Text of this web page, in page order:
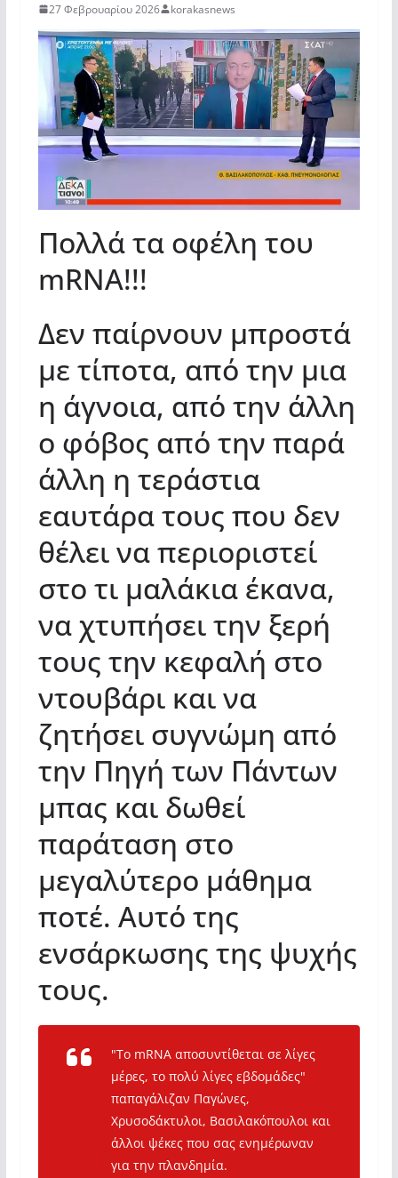
27 Φεβρουαρίου 2026 korakasnews
Πολλά τα οφέλη του
mRNA!!!
Δεν παίρνουν μπροστά
με τίποτα, από την μια
η άγνοια, από την άλλη
ο φόβος από την παρά
άλλη η τεράστια
εαυτάρα τους που δεν
θέλει να περιοριστεί
στο τι μαλάκια έκανα,
να χτυπήσει την ξερή
τους την κεφαλή στο
ντουβάρι και να
ζητήσει συγνώμη από
την Πηγή των Πάντων
μπας και δωθεί
παράταση στο
μεγαλύτερο μάθημα
ποτέ. Αυτό της
ενσάρκωσης της ψυχής
τους.
"To mRNA αποσυντίθεται σε λίγες
μέρες, το πολύ λίγες εβδομάδες"
παπαγάλιζαν Παγώνες,
Χρυσοδάκτυλοι, Βασιλακόπουλοι και
άλλοι ψέκες που σας ενημέρωναν
για την πλανδημία.